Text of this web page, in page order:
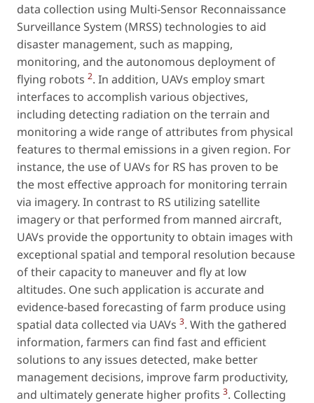
data collection using Multi-Sensor Reconnaissance
Surveillance System (MRSS) technologies to aid
disaster management, such as mapping,
monitoring, and the autonomous deployment of
flying robots 2. In addition, UAVs employ smart
interfaces to accomplish various objectives,
including detecting radiation on the terrain and
monitoring a wide range of attributes from physical
features to thermal emissions in a given region. For
instance, the use of UAVs for RS has proven to be
the most effective approach for monitoring terrain
via imagery. In contrast to RS utilizing satellite
imagery or that performed from manned aircraft,
UAVs provide the opportunity to obtain images with
exceptional spatial and temporal resolution because
of their capacity to maneuver and fly at low
altitudes. One such application is accurate and
evidence-based forecasting of farm produce using
spatial data collected via UAVs 3. With the gathered
information, farmers can find fast and efficient
solutions to any issues detected, make better
management decisions, improve farm productivity,
and ultimately generate higher profits 3. Collecting